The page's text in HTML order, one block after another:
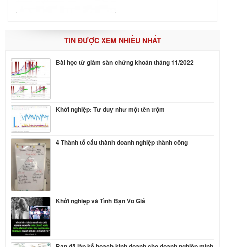
TIN ĐƯỢC XEM NHIỀU NHẤT
Bài học từ giảm sàn chứng khoán tháng 11/2022
Khởi nghiệp: Tư duy như một tên trộm
4 Thành tố cấu thành doanh nghiệp thành công
Khởi nghiệp và Tình Bạn Vô Giá